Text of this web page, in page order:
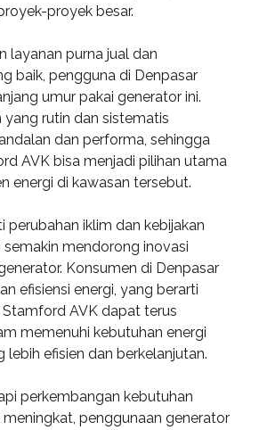
proyek besar.
layanan purna jual dan
baik, pengguna di Denpasar
umur pakai generator ini.
yang rutin dan sistematis
dan performa, sehingga
AVK bisa menjadi pilihan utama
energi di kawasan tersebut.
perubahan iklim dan kebijakan
semakin mendorong inovasi
Konsumen di Denpasar
efisiensi energi, yang berarti
AVK dapat terus
memenuhi kebutuhan energi
lebih efisien dan berkelanjutan.
perkembangan kebutuhan
penggunaan generator